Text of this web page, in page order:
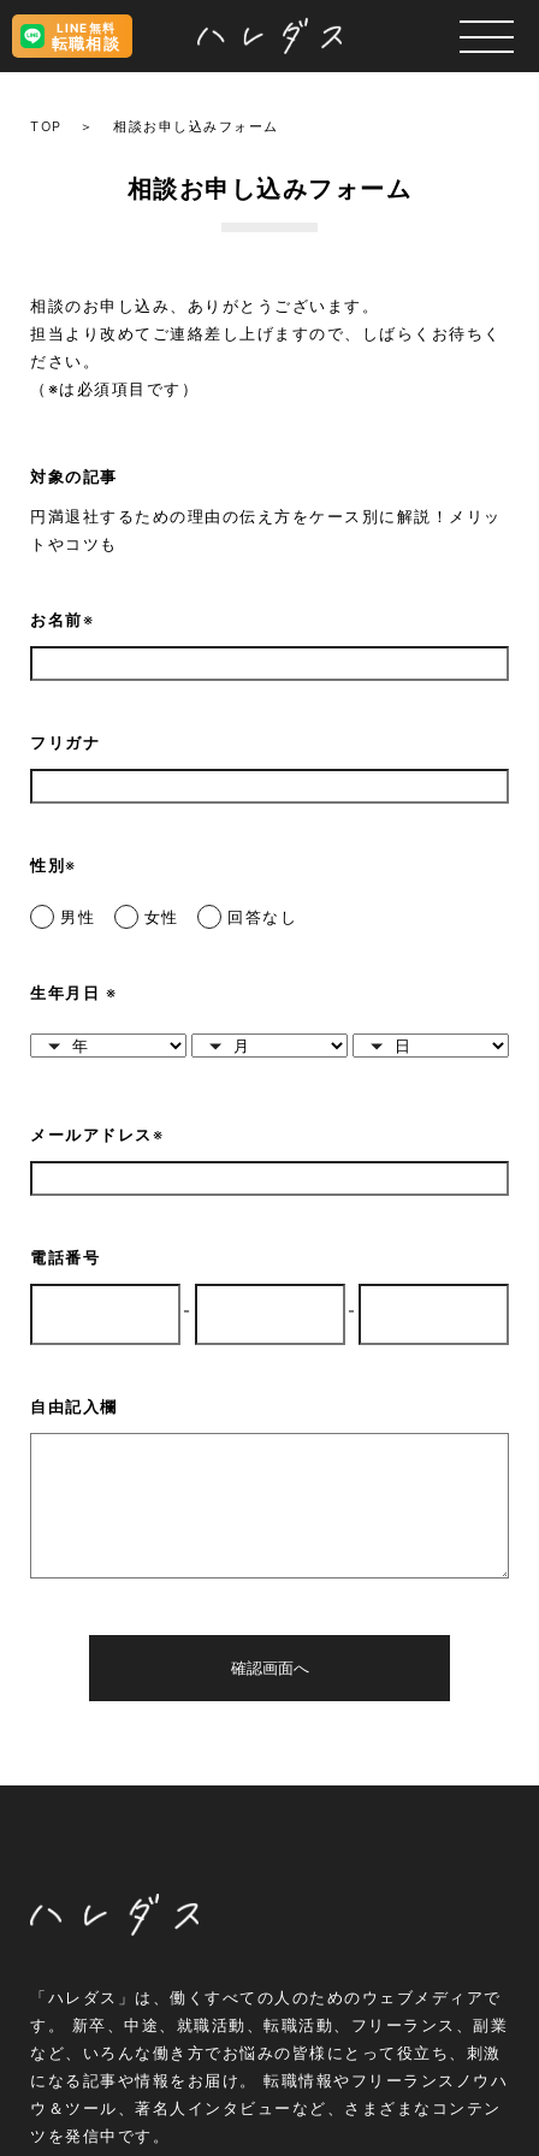
LINE無料
転職相談
TOP 相談お申し込みフォーム
相談お申し込みフォーム
相談のお申し込み、ありがとうございます。
担当より改めてご連絡差し上げますので、しばらくお待ちく
ださい。
（※は必須項目です）
対象の記事
円満退社するための理由の伝え方をケース別に解説！メリッ
トやコツも
お名前※
フリガナ
性別 ※
男性 女性 回答なし
生年月日 ※
メールアドレス※
電話番号
- -
自由記入欄
「ハレダス」は、働くすべての人のためのウェブメディアで
す。 新卒、中途、就職活動、転職活動、フリーランス、副業
など、いろんな働き方でお悩みの皆様にとって役立ち、刺激
になる記事や情報をお届け。 転職情報やフリーランスノウハ
ウ＆ツール、著名人インタビューなど、さまざまなコンテン
ツを発信中です。